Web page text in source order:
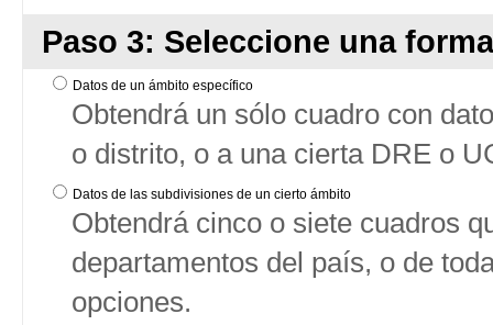
Paso 3: Seleccione una
Datos de un ámbito específico
Obtendrá un sólo cuadro con
o distrito, o a una cierta DRE o
Datos de las subdivisiones de un cierto ámbito
Obtendrá cinco o siete cuadros
departamentos del país, o de
opciones.